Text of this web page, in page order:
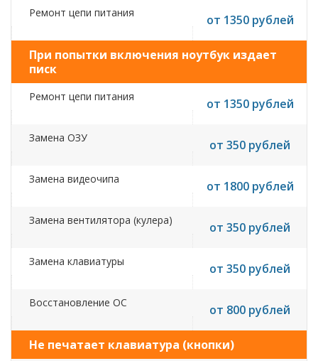
Ремонт цепи питания от 1350 рублей
При попытки включения ноутбук издает
писк
Ремонт цепи питания от 1350 рублей
Замена ОЗУ от 350 рублей
Замена видеочипа от 1800 рублей
Замена вентилятора (кулера) от 350 рублей
Замена клавиатуры от 350 рублей
Восстановление ОС от 800 рублей
Не печатает клавиатура (кнопки)